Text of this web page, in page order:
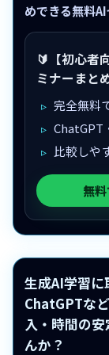
めできる無料
🔰【初心者
ミナーまと
完全無料
ChatGPT
比較しや
無
生成AI学習
ChatGPTな
入・時間の
んか？